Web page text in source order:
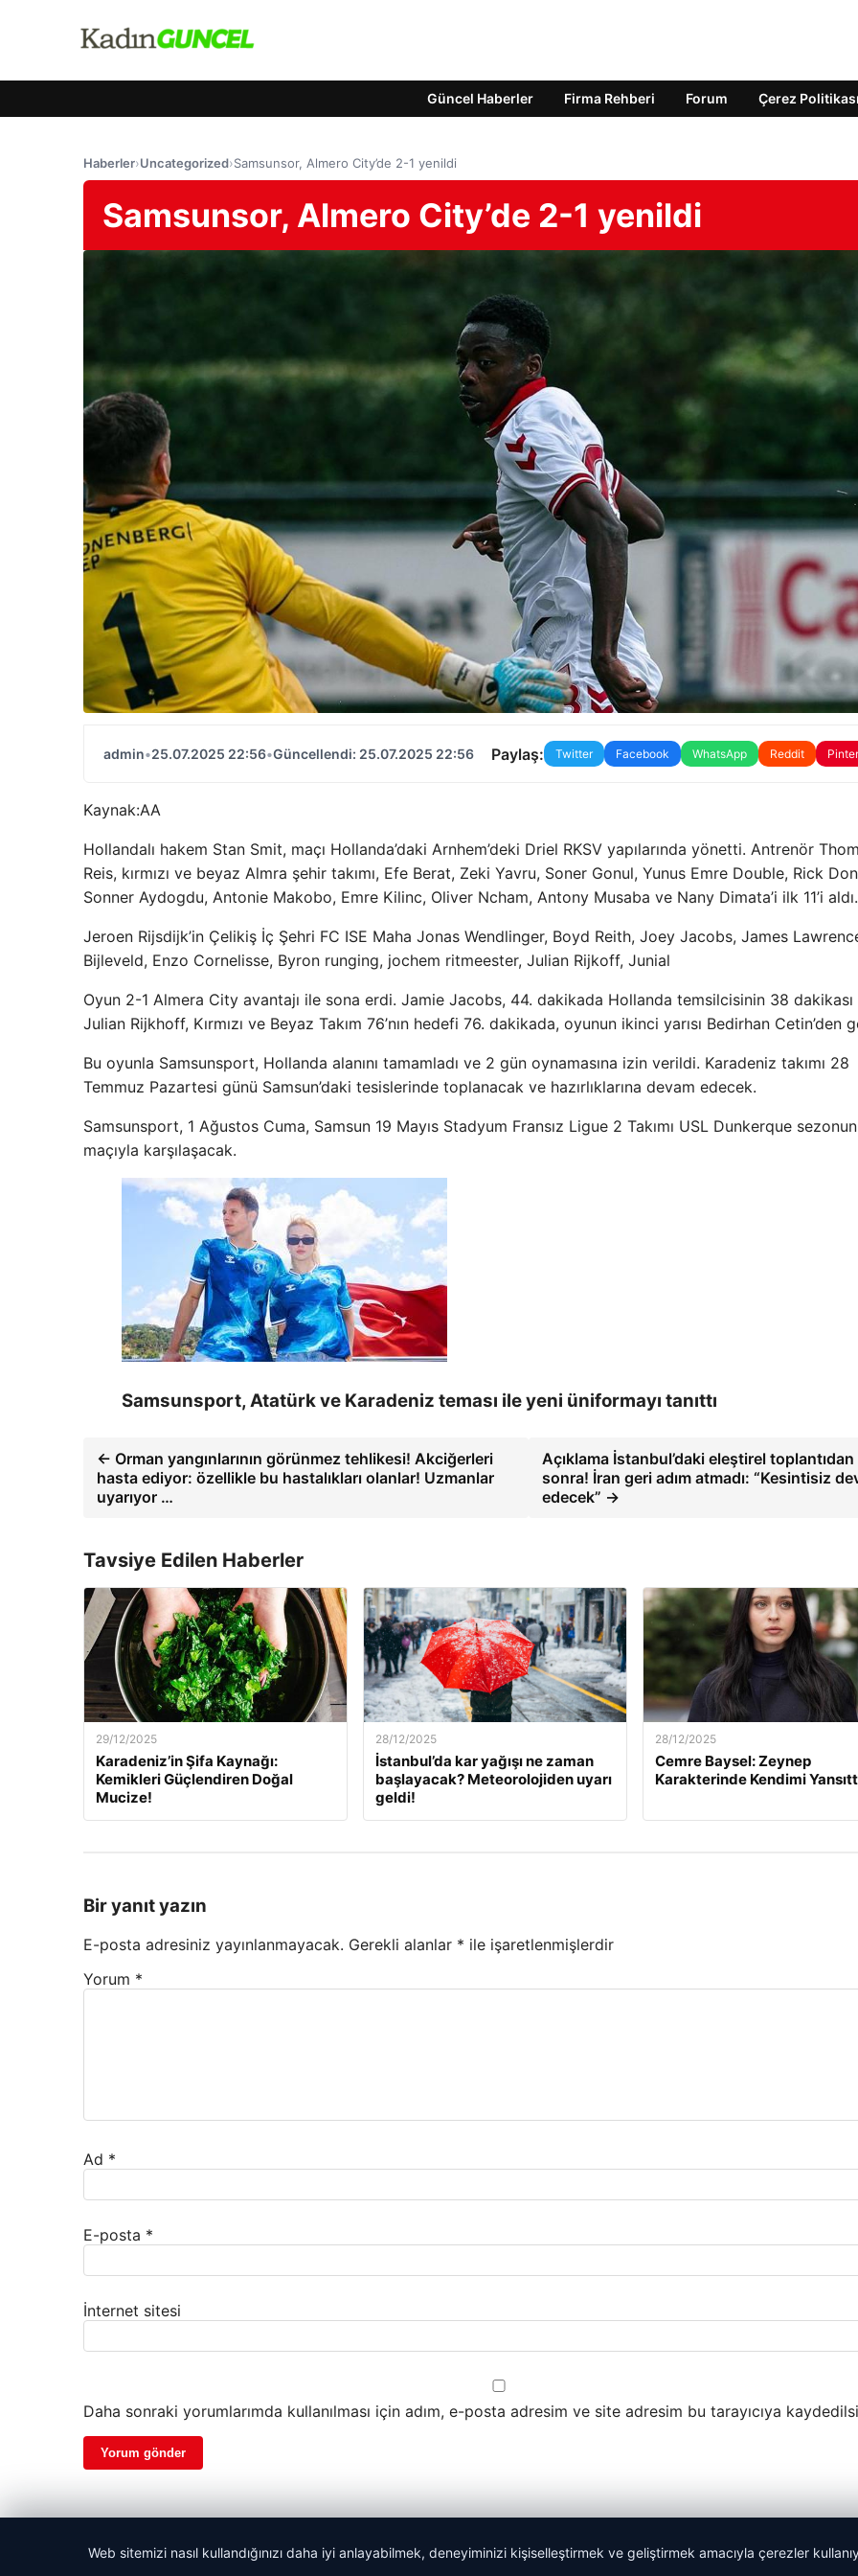
Güncel Haberler Firma Rehberi Forum Çerez Politikası
Haberler›Uncategorized›Samsunsor, Almero City’de 2-1 yenildi
Samsunsor, Almero City’de 2-1 yenildi
admin•25.07.2025 22:56•Güncellendi: 25.07.2025 22:56 Paylaş: Twitter Facebook WhatsApp Reddit
Kaynak:AA
Hollandalı hakem Stan Smit, maçı Hollanda’daki Arnhem’deki Driel RKSV yapılarında yönetti. Antrenör
Reis, kırmızı ve beyaz Almra şehir takımı, Efe Berat, Zeki Yavru, Soner Gonul, Yunus Emre Double, Rick
Sonner Aydogdu, Antonie Makobo, Emre Kilinc, Oliver Ncham, Antony Musaba ve Nany Dimata’i ilk 11’i aldı.
Jeroen Rijsdijk’in Çelikiş İç Şehri FC ISE Maha Jonas Wendlinger, Boyd Reith, Joey Jacobs, James
Bijleveld, Enzo Cornelisse, Byron runging, jochem ritmeester, Julian Rijkoff, Junial
Oyun 2-1 Almera City avantajı ile sona erdi. Jamie Jacobs, 44. dakikada Hollanda temsilcisinin 38 dakikası
Julian Rijkhoff, Kırmızı ve Beyaz Takım 76’nın hedefi 76. dakikada, oyunun ikinci yarısı Bedirhan Cetin’den
Bu oyunla Samsunsport, Hollanda alanını tamamladı ve 2 gün oynamasına izin verildi. Karadeniz takımı 28
Temmuz Pazartesi günü Samsun’daki tesislerinde toplanacak ve hazırlıklarına devam edecek.
Samsunsport, 1 Ağustos Cuma, Samsun 19 Mayıs Stadyum Fransız Ligue 2 Takımı USL Dunkerque sezonun
maçıyla karşılaşacak.
Samsunsport, Atatürk ve Karadeniz teması ile yeni üniformayı tanıttı
← Orman yangınlarının görünmez tehlikesi! Akciğerleri
hasta ediyor: özellikle bu hastalıkları olanlar! Uzmanlar
uyarıyor …
Açıklama İstanbul’daki eleştirel toplantıdan
sonra! İran geri adım atmadı: “Kesintisiz
edecek” →
Tavsiye Edilen Haberler
29/12/2025
Karadeniz’in Şifa Kaynağı:
Kemikleri Güçlendiren Doğal
Mucize!
28/12/2025
İstanbul’da kar yağışı ne zaman
başlayacak? Meteorolojiden uyarı
geldi!
28/12/2025
Cemre Baysel: Zeynep
Karakterinde Kendimi
Bir yanıt yazın
E-posta adresiniz yayınlanmayacak. Gerekli alanlar * ile işaretlenmişlerdir
Yorum *
Ad *
E-posta *
İnternet sitesi
Daha sonraki yorumlarımda kullanılması için adım, e-posta adresim ve site adresim bu tarayıcıya
© 2026 Kadın Güncel
Web sitemizi nasıl kullandığınızı daha iyi anlayabilmek, deneyiminizi kişiselleştirmek ve geliştirmek amacıyla çerezler